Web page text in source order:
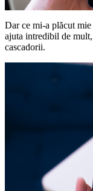
Dar ce mi-a plăcut
ajuta intredibil de
cascadorii.